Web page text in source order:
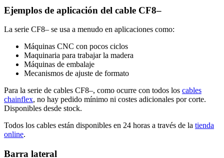
Ejemplos de aplicación del cable CF8–
La serie CF8– se usa a menudo en aplicaciones como:
Máquinas CNC con pocos ciclos
Maquinaria para trabajar la madera
Máquinas de embalaje
Mecanismos de ajuste de formato
Para la serie de cables CF8–, como ocurre con todos los cables
chainflex, no hay pedido mínimo ni costes adicionales por corte.
Disponibles desde stock.
Todos los cables están disponibles en 24 horas a través de la tienda
online.
Barra lateral